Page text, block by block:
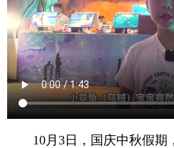
10月3日，国庆中秋假期